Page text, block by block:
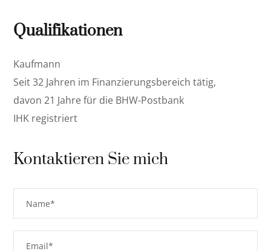
Qualifikationen
Kaufmann
Seit 32 Jahren im Finanzierungsbereich tätig,
davon 21 Jahre für die BHW-Postbank
IHK registriert
Kontaktieren Sie mich